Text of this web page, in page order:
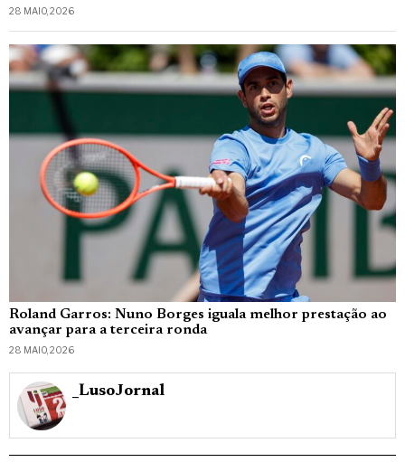
28 MAIO, 2026
Roland Garros: Nuno Borges iguala melhor prestação ao
avançar para a terceira ronda
28 MAIO, 2026
_LusoJornal